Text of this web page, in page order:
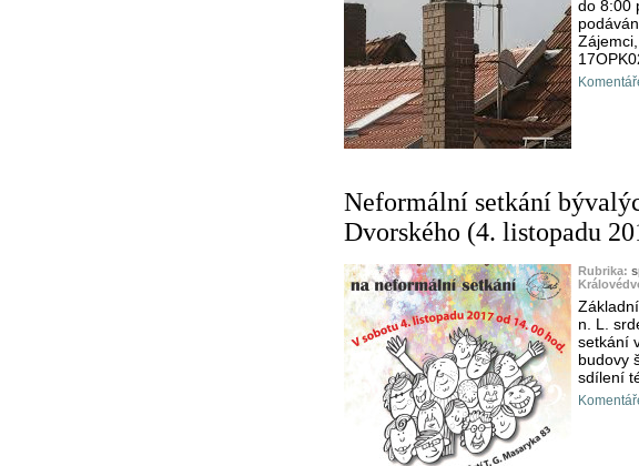
do 8:00
Neformální setkání
Dvorského (4. listopadu
Rubrika:
n. L.
setkání
budovy
sdílení